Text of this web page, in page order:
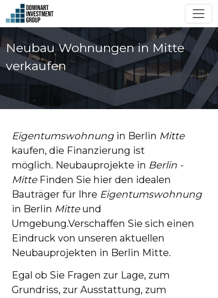
Neubau Wohnungen in Mitte
verkaufen
Eigentumswohnungin Berlin Mitte
kaufen, die Finanzierung ist
möglich. Neubauprojekte in Berlin -
MitteFinden Sie hier den idealen
Bauträger für Ihre Eigentumswohnung
in Berlin Mitte und
Umgebung.Verschaffen Sie sich einen
Eindruck von unseren aktuellen
Neubauprojekten in Berlin Mitte.
Egal ob Sie Fragen zur Lage, zum
Grundriss, zur Ausstattung, zum